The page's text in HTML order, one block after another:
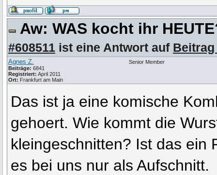
Aw: WAS kocht ihr
#608511 ist eine Antwort auf Beitrag
Agnes Z.
Beiträge: 6841
Registriert: April 2011
Ort: Frankfurt am Main
Senior Member
Das ist ja eine komische
gehoert. Wie kommt die
kleingeschnitten? Ist das ein
es bei uns nur als Aufschnitt.